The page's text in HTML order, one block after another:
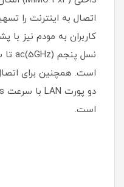
اتصال به اینترنت را
کاربران به مودم نیز با
است. همچنین برای
است.